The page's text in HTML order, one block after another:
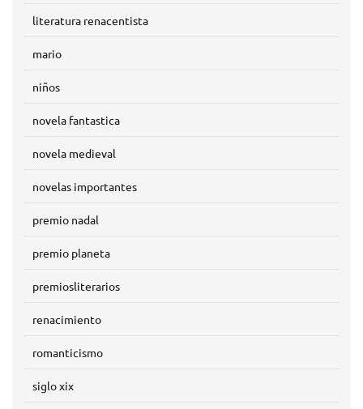
literatura renacentista
mario
niños
novela fantastica
novela medieval
novelas importantes
premio nadal
premio planeta
premiosliterarios
renacimiento
romanticismo
siglo xix